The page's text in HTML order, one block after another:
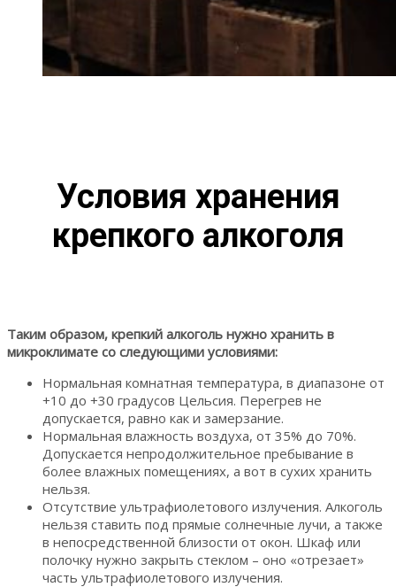
Условия хранения
крепкого алкоголя
Таким образом, крепкий алкоголь нужно хранить в
микроклимате со следующими условиями:
Нормальная комнатная температура, в диапазоне от
+10 до +30 градусов Цельсия. Перегрев не
допускается, равно как и замерзание.
Нормальная влажность воздуха, от 35% до 70%.
Допускается непродолжительное пребывание в
более влажных помещениях, а вот в сухих хранить
нельзя.
Отсутствие ультрафиолетового излучения. Алкоголь
нельзя ставить под прямые солнечные лучи, а также
в непосредственной близости от окон. Шкаф или
полочку нужно закрыть стеклом – оно «отрезает»
часть ультрафиолетового излучения.